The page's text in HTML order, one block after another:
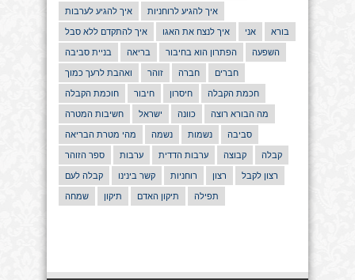
איך להגיע לערבות איך להגיע לרוחניות
איך להתקדם ללא סבל איך לנצח את האגו אני בורא
בניית סביבה בריאה הפתרון הוא בחיבור השפעה
ואהבת לרעך כמוך זוהר חברה חברים
חוכמת הקבלה חיבור חיסרון חכמת הקבלה
חשיבות המטרה ישראל כוונה מה הבורא רוצה
מהי מטרת הבריאה נשמה נשמות סביבה
ספר הזוהר ערבות ערבות הדדית קבוצה קבלה
קבלה לעם קשר בינינו רוחניות רצון רצון לקבל
שמחה תיקון תיקון האדם תפילה